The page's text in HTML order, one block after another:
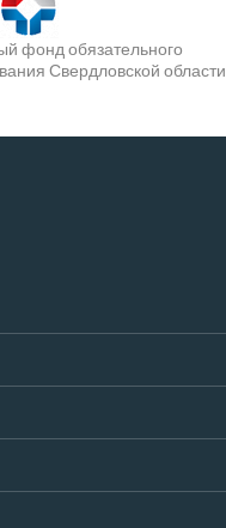
фонд обязательного
Свердловской области